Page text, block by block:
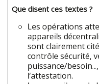
Que disent ces textes ?
Les opérations
appareils
sont clairement
contrôle sécurité,
puissance/
l’attestation.